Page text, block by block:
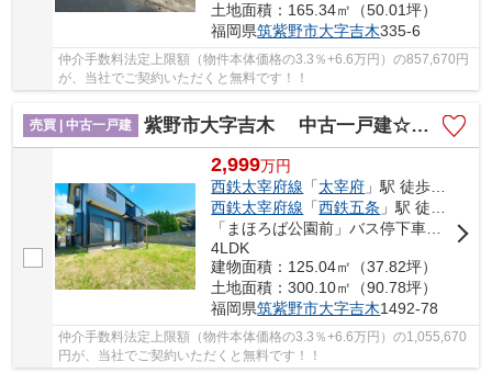
土地面積：165.34㎡（50.01坪）
福岡県筑紫野市大字吉木335-6
仲介手数料法定上限額（物件本体価格の3.3％+6.6万円）の857,670円
が、当社でご契約いただくと無料です！！
売買 | 中古一戸建 紫野市大字吉木 中古一戸建☆仲介手数料無料☆
2,999万円
西鉄太宰府線 「太宰府 」駅 徒歩50分
西鉄太宰府線 「西鉄五条 」駅 徒歩55分
4LDK
建物面積：125.04㎡（37.82坪）
土地面積：300.10㎡（90.78坪）
福岡県筑紫野市大字吉木1492-78
仲介手数料法定上限額（物件本体価格の3.3％+6.6万円）の1,055,670
円が、当社でご契約いただくと無料です！！